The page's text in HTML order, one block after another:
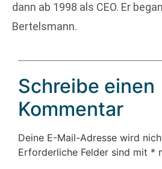
dann ab 1998 als CEO. Er
Bertelsmann.
Schreibe einen
Kommentar
Deine E-Mail-Adresse wird
Erforderliche Felder sind mit *